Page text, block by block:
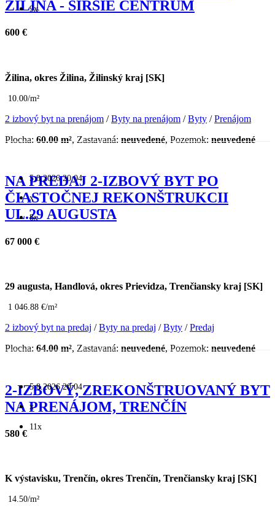
9x
ŽILINA - ŠIRŠIE CENTRUM
600 €
Žilina, okres Žilina, Žilinský kraj [SK]
10.00/m²
2 izbový byt na prenájom /Byty na prenájom /Byty /Prenájom
Plocha: 60.00 m², Zastavaná: neuvedené, Pozemok: neuvedené
5.8.2026 20:04
x
8x
NA PREDAJ 2-IZBOVÝ BYT PO
ČIASTOČNEJ REKONŠTRUKCII
UL.29 AUGUSTA
67 000 €
29 augusta, Handlová, okres Prievidza, Trenčiansky kraj [SK]
1 046.88 €/m²
2 izbový byt na predaj /Byty na predaj /Byty /Predaj
Plocha: 64.00 m², Zastavaná: neuvedené, Pozemok: neuvedené
5.8.2026 20:04
x
11x
2-IZBOVÝ, ZREKONŠTRUOVANÝ BYT
NA PRENÁJOM, TRENČÍN
580 €
K výstavisku, Trenčín, okres Trenčín, Trenčiansky kraj [SK]
14.50/m²